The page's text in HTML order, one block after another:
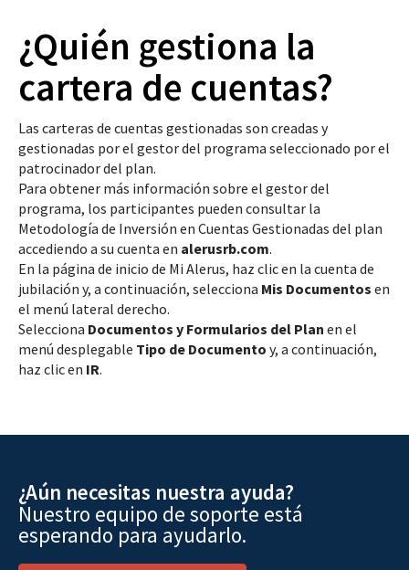
¿Quién gestiona la
cartera de cuentas?
Las carteras de cuentas gestionadas son creadas y
gestionadas por el gestor del programa seleccionado por el
patrocinador del plan.
Para obtener más información sobre el gestor del
programa, los participantes pueden consultar la
Metodología de Inversión en Cuentas Gestionadas del plan
accediendo a su cuenta en alerusrb.com.
En la página de inicio de Mi Alerus, haz clic en la cuenta de
jubilación y, a continuación, selecciona Mis Documentos en
el menú lateral derecho.
Selecciona Documentos y Formularios del Plan en el
menú desplegable Tipo de Documento y, a continuación,
haz clic en IR.
¿Aún necesitas nuestra ayuda?
Nuestro equipo de soporte está
esperando para ayudarlo.